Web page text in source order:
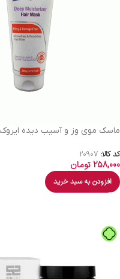
ماسک موی وز و آسیب دیده ایروکس |
کد کالا: 20907
258,000تومان
افزودن به سبد خرید